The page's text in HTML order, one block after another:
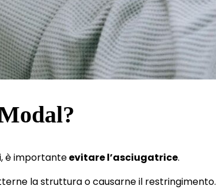
è importanteevitare l’asciugatrice.
la struttura o causarne il restringimento.